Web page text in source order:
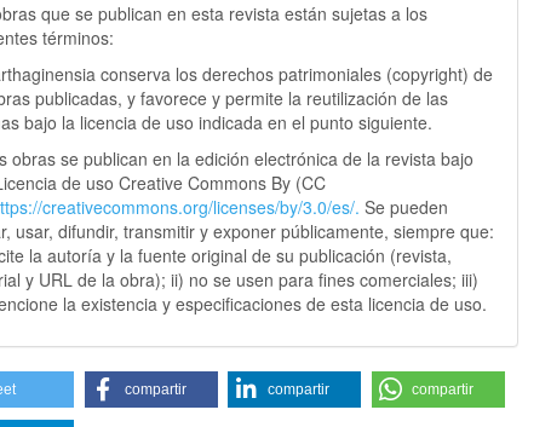
que se publican en esta revista están sujetas a los
términos:
conserva los derechos patrimoniales (copyright) de
publicadas, y favorece y permite la reutilización de las
bajo la licencia de uso indicada en el punto siguiente.
obras se publican en la edición electrónica de la revista bajo
de uso Creative Commons By (CC
creativecommons.org/licenses/by/3.0/es/.Se pueden
usar, difundir, transmitir y exponer públicamente, siempre que:
la autoría y la fuente original de su publicación (revista,
y URL de la obra); ii) no se usen para fines comerciales; iii)
la existencia y especificaciones de esta licencia de uso.
compartir compartir compartir